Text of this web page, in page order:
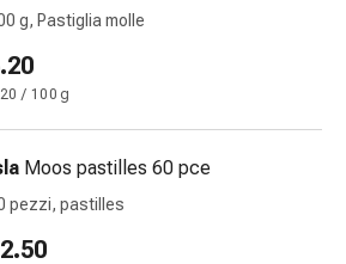
g, Pastiglia molle
/ 100 g
Moos pastilles 60 pce
pezzi, pastilles